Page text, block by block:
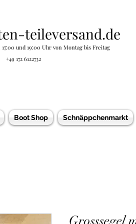
teileversand.de
und 19:00 Uhr von Montag bis Freitag
+49 172 6122732
Boot Shop Schnäppchenmarkt